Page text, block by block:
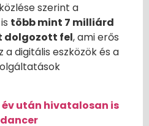
szerint a
több mint 7 milliárd
dolgozott fel, ami erős
digitális eszközök és a
év után hivatalosan is